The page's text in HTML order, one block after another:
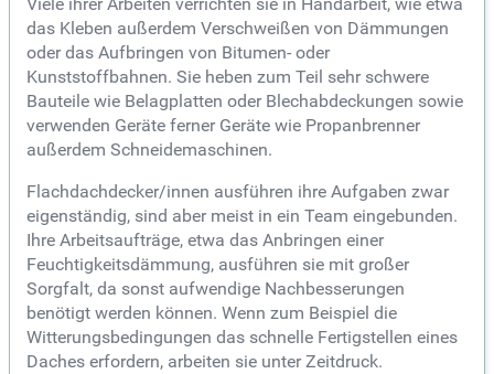
Viele ihrer Arbeiten verrichten sie in Handarbeit, wie etwa
das Kleben außerdem Verschweißen von Dämmungen
oder das Aufbringen von Bitumen- oder
Kunststoffbahnen. Sie heben zum Teil sehr schwere
Bauteile wie Belagplatten oder Blechabdeckungen sowie
verwenden Geräte ferner Geräte wie Propanbrenner
außerdem Schneidemaschinen.
Flachdachdecker/innen ausführen ihre Aufgaben zwar
eigenständig, sind aber meist in ein Team eingebunden.
Ihre Arbeitsaufträge, etwa das Anbringen einer
Feuchtigkeitsdämmung, ausführen sie mit großer
Sorgfalt, da sonst aufwendige Nachbesserungen
benötigt werden können. Wenn zum Beispiel die
Witterungsbedingungen das schnelle Fertigstellen eines
Daches erfordern, arbeiten sie unter Zeitdruck.